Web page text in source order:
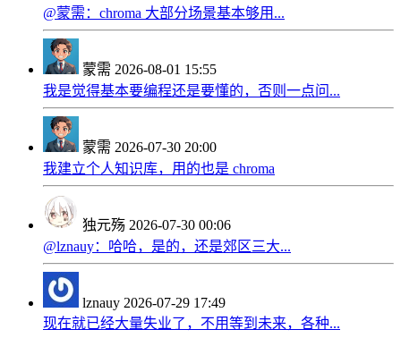
@蒙需：chroma 大部分场景基本够用...
蒙需 2026-08-01 15:55
我是觉得基本要编程还是要懂的，否则一点问...
蒙需 2026-07-30 20:00
我建立个人知识库，用的也是 chroma
独元殇 2026-07-30 00:06
@lznauy：哈哈，是的，还是郊区三大...
lznauy 2026-07-29 17:49
现在就已经大量失业了，不用等到未来，各种...